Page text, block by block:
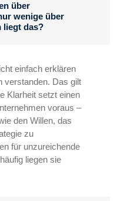
über
wenige über
liegt das?
einfach erklären
verstanden. Das gilt
Klarheit setzt einen
voraus –
den Willen, das
zu
für unzureichende
liegen sie